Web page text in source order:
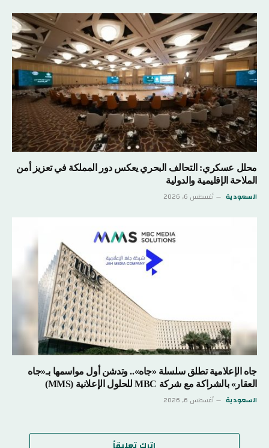
محلل عسكري: التحالف البحري يعكس دور المملكة في تعزيز أمن
الملاحة الإقليمية والدولية
السعودية أغسطس 6, 2026
جاه الإعلامية تطلق سلسلة «جاه».. وتدشن أول مواسمها بـ«جاه
العقار» بالشراكة مع شركة MBC للحلول الإعلانية (MMS)
السعودية أغسطس 6, 2026